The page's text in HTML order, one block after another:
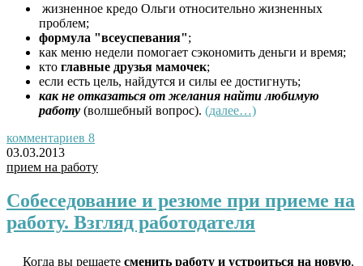
жизненное кредо Ольги относительно жизненных
проблем;
формула "всеуспевания";
как меню недели помогает сэкономить деньги и время;
кто главные друзья мамочек;
если есть цель, найдутся и силы ее достигнуть;
как не отказаться от желания найти любимую
работу (волшебный вопрос). (далее…)
комментариев 8
03.03.2013
прием на работу
Собеседование и резюме при приеме на
работу. Взгляд работодателя
Когда вы решаете сменить работу и устроиться на новую,